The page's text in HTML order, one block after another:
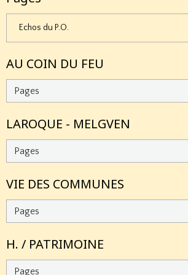
Echos du P.O.
AU COIN DU FEU
LAROQUE - MELGVEN
VIE DES COMMUNES
H. / PATRIMOINE